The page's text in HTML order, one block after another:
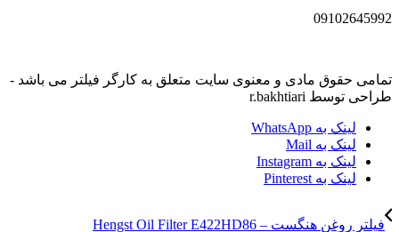
09102645992
تمامی حقوق مادی و معنوی سایت متعلق به کارگر فیلتر می باشد -
طراحی توسط r.bakhtiari
لینک به WhatsApp
لینک به Mail
لینک به Instagram
لینک به Pinterest
فیلتر روغن هنگست – Hengst Oil Filter E422HD86